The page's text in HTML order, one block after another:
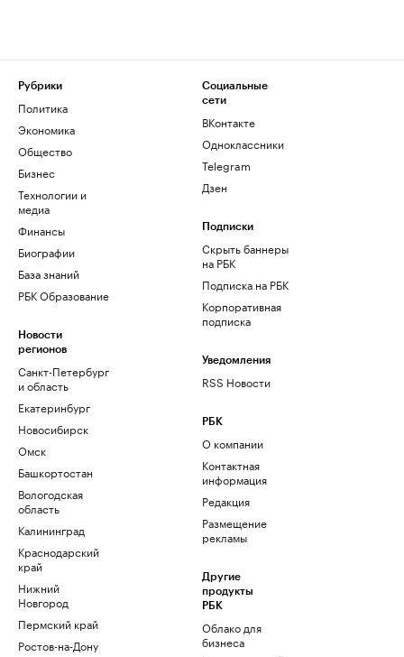
Рубрики
Политика
Экономика
Общество
Бизнес
Технологии и
медиа
Финансы
Биографии
База знаний
РБК Образование
Новости
регионов
Санкт-Петербург
и область
Екатеринбург
Новосибирск
Омск
Башкортостан
Вологодская
область
Калининград
Краснодарский
край
Нижний
Новгород
Пермский край
Ростов-на-Дону
Социальные
сети
ВКонтакте
Одноклассники
Telegram
Дзен
Подписки
Скрыть баннеры
на РБК
Подписка на РБК
Корпоративная
подписка
Уведомления
RSS Новости
РБК
О компании
Контактная
информация
Редакция
Размещение
рекламы
Другие
продукты
РБК
Облако для
бизнеса